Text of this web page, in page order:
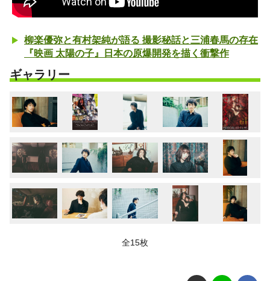
柳楽優弥と有村架純が語る 撮影秘話と三浦春馬の存在
『映画 太陽の子』日本の原爆開発を描く衝撃作
ギャラリー
全15枚